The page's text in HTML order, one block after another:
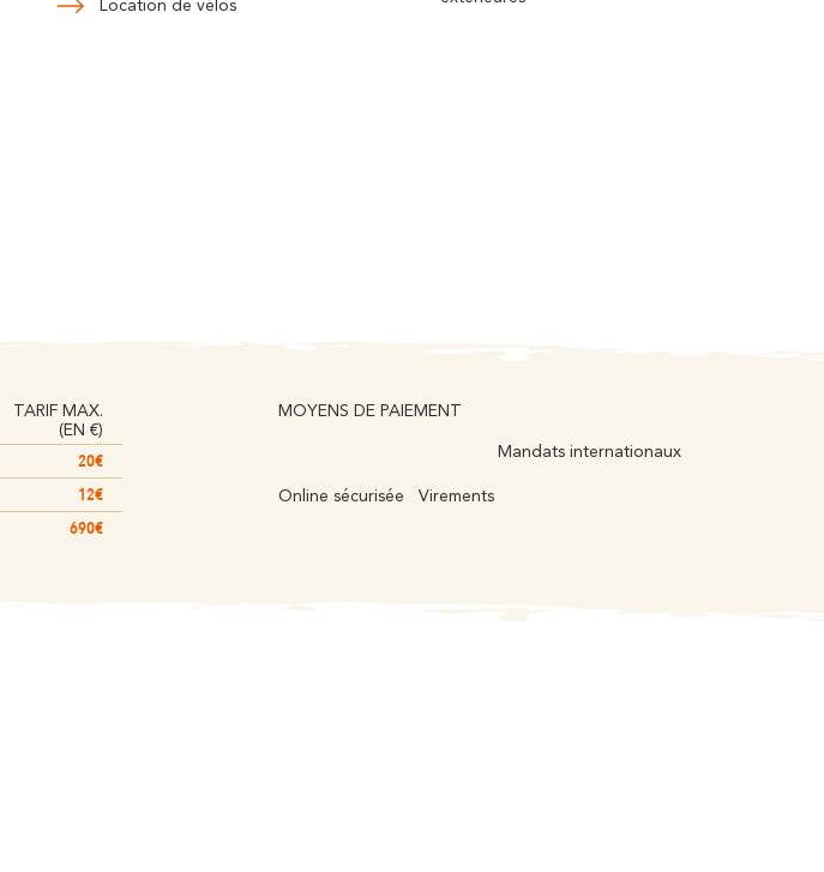
Location de vélos
TARIF MAX.
(EN €)
20€
12€
690€
MOYENS DE PAIEMENT
Mandats internationaux
Online sécurisée Virements